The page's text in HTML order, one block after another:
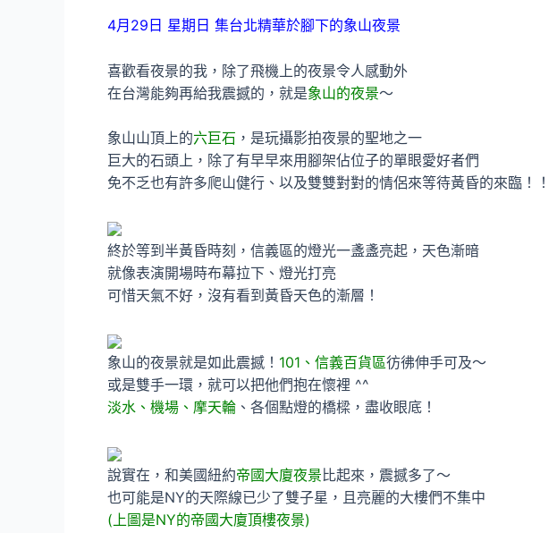
4月29日 星期日 集台北精華於腳下的象山夜景
喜歡看夜景的我，除了飛機上的夜景令人感動外
在台灣能夠再給我震撼的，就是象山的夜景～
象山山頂上的六巨石 ，是玩攝影拍夜景的聖地之一
巨大的石頭上，除了有早早來用腳架佔位子的單眼愛好者們
免不乏也有許多爬山健行、以及雙雙對對的情侶來等待黃昏的來臨！！
終於等到半黃昏時刻，信義區的燈光一盞盞亮起，天色漸暗
就像表演開場時布幕拉下、燈光打亮
可惜天氣不好，沒有看到黃昏天色的漸層！
象山的夜景就是如此震撼！ 101、信義百貨區彷彿伸手可及～
或是雙手一環，就可以把他們抱在懷裡 ^^
淡水、機場、摩天輪 、各個點燈的橋樑，盡收眼底！
說實在，和美國紐約帝國大廈夜景比起來，震撼多了～
也可能是NY的天際線已少了雙子星，且亮麗的大樓們不集中
(上圖是NY的帝國大廈頂樓夜景)